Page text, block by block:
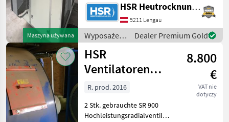
Maszyna używana
kg Baujahr: 2012
Gehäusestellung: OJL E-
Anschlussleistung: 16kW
Verkauf wegen Anla
HSR Heutrocknung SR GmbH
5211 Lengau
Wyposażenia
stajne i
ogrodowe /
HSR
Dealer Premium Gold
HSR
Ventilatoren
18,5kW +
Zubehör
Trocknung
8.800
€
VAT nie
dotyczy
R. prod. 2016
2 Stk. gebrauchte SR 900
Hochleistungsradialventilator